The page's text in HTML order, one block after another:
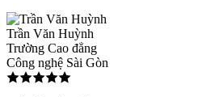
Trần Văn Huỳnh
Trường Cao đẳng
Công nghệ Sài Gòn